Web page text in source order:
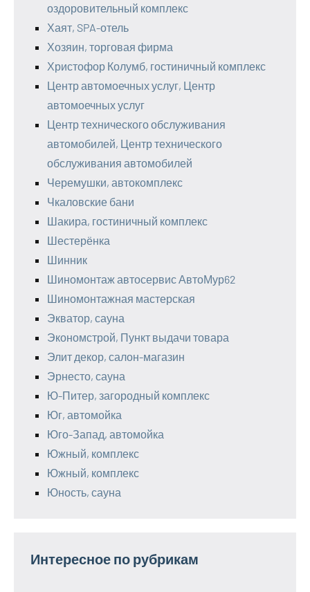
оздоровительный комплекс
Хаят, SPA-отель
Хозяин, торговая фирма
Христофор Колумб, гостиничный комплекс
Центр автомоечных услуг, Центр
автомоечных услуг
Центр технического обслуживания
автомобилей, Центр технического
обслуживания автомобилей
Черемушки, автокомплекс
Чкаловские бани
Шакира, гостиничный комплекс
Шестерёнка
Шинник
Шиномонтаж автосервис АвтоМур62
Шиномонтажная мастерская
Экватор, сауна
Экономстрой, Пункт выдачи товара
Элит декор, салон-магазин
Эрнесто, сауна
Ю-Питер, загородный комплекс
Юг, автомойка
Юго-Запад, автомойка
Южный, комплекс
Южный, комплекс
Юность, сауна
Интересное по рубрикам